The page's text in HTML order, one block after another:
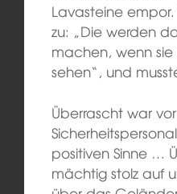
Lavasteine
zu: „Die werden
machen, wenn
sehen“, und
Überrascht war
positiven Sinne …
mächtig stolz auf